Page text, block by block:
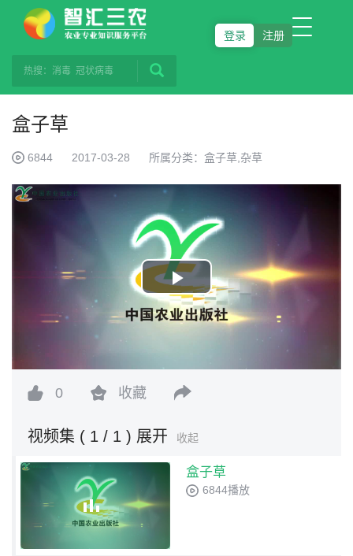
登录 注册
盒子草
6844 2017-03-28 所属分类：盒子草,杂草
Play
Video
0 收藏
视频集 ( 1 / 1 ) 展开 收起
盒子草
6844播放